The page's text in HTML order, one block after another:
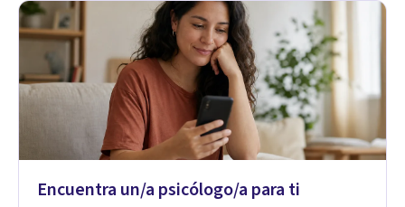
Encuentra un/a psicólogo/a para ti